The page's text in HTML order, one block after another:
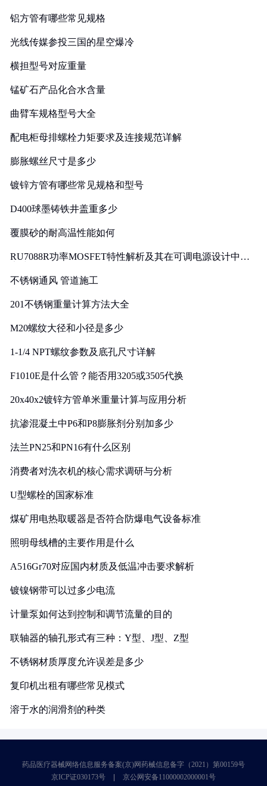
铝方管有哪些常见规格
光线传媒参投三国的星空爆冷
横担型号对应重量
锰矿石产品化合水含量
曲臂车规格型号大全
配电柜母排螺栓力矩要求及连接规范详解
膨胀螺丝尺寸是多少
镀锌方管有哪些常见规格和型号
D400球墨铸铁井盖重多少
覆膜砂的耐高温性能如何
RU7088R功率MOSFET特性解析及其在可调电源设计中的
不锈钢通风 管道施工
201不锈钢重量计算方法大全
M20螺纹大径和小径是多少
1-1/4 NPT螺纹参数及底孔尺寸详解
F1010E是什么管？能否用3205或3505代换
20x40x2镀锌方管单米重量计算与应用分析
抗渗混凝土中P6和P8膨胀剂分别加多少
法兰PN25和PN16有什么区别
消费者对洗衣机的核心需求调研与分析
U型螺栓的国家标准
煤矿用电热取暖器是否符合防爆电气设备标准
照明母线槽的主要作用是什么
A516Gr70对应国内材质及低温冲击要求解析
镀镍钢带可以过多少电流
计量泵如何达到控制和调节流量的目的
联轴器的轴孔形式有三种：Y型、J型、Z型
不锈钢材质厚度允许误差是多少
复印机出租有哪些常见模式
溶于水的润滑剂的种类
药品医疗器械网络信息服务备案(京)网药械信息备字（2021）第00159号
京ICP证030173号
京公网安备11000002000001号